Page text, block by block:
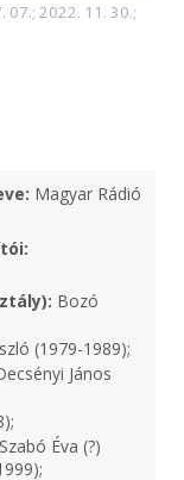
07.; 2022. 11. 30.;
Magyar Rádió
Bozó
(1979-1989);
János
Szabó Éva (?)